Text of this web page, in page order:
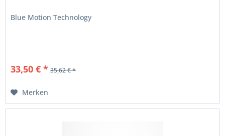
Blue Motion Technology
33,50 € * 35,62 € *
Merken